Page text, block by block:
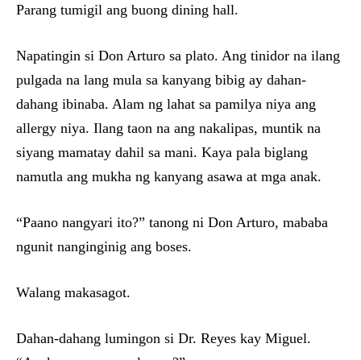
Parang tumigil ang buong dining hall.
Napatingin si Don Arturo sa plato. Ang tinidor na ilang
pulgada na lang mula sa kanyang bibig ay dahan-
dahang ibinaba. Alam ng lahat sa pamilya niya ang
allergy niya. Ilang taon na ang nakalipas, muntik na
siyang mamatay dahil sa mani. Kaya pala biglang
namutla ang mukha ng kanyang asawa at mga anak.
“Paano nangyari ito?” tanong ni Don Arturo, mababa
ngunit nanginginig ang boses.
Walang makasagot.
Dahan-dahang lumingon si Dr. Reyes kay Miguel.